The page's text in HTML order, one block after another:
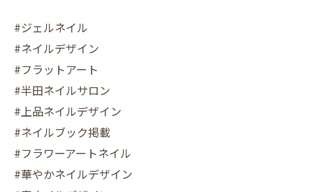
#ジェルネイル
#ネイルデザイン
#フラットアート
#半田ネイルサロン
#上品ネイルデザイン
#ネイルブック掲載
#フラワーアートネイル
#華やかネイルデザイン